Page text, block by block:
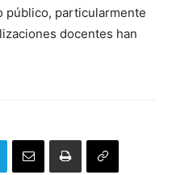
público, particularmente
docentes han